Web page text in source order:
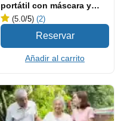
portátil con máscara y
cánula
(5.0/5) (2)
Añadir al carrito